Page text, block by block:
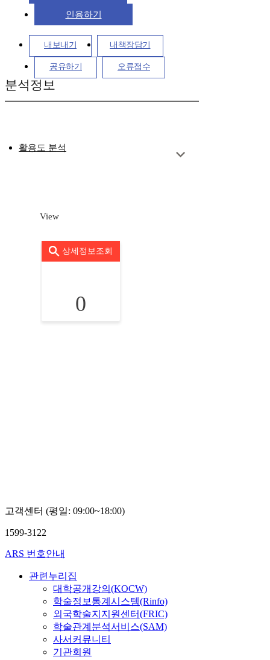
인용하기
내보내기 내책장담기
공유하기 오류접수
분석정보
활용도 분석
View
상세정보조회
0
고객센터 (평일: 09:00~18:00)
1599-3122
ARS 번호안내
관련누리집
대학공개강의(KOCW)
학술정보통계시스템(Rinfo)
외국학술지지원센터(FRIC)
학술관계분석서비스(SAM)
사서커뮤니티
기관회원